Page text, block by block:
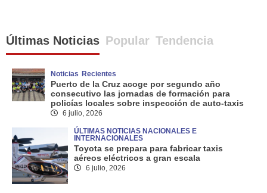
Últimas Noticias Popular Tendencia
Noticias Recientes
Puerto de la Cruz acoge por segundo año
consecutivo las jornadas de formación para
policías locales sobre inspección de auto-taxis
6 julio, 2026
ÚLTIMAS NOTICIAS NACIONALES E
INTERNACIONALES
Toyota se prepara para fabricar taxis
aéreos eléctricos a gran escala
6 julio, 2026